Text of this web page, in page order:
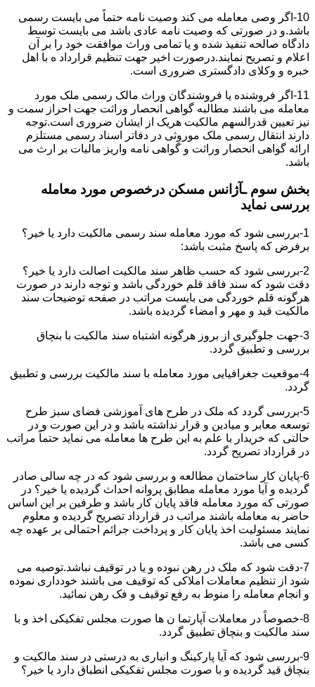
10-اگر وصی معامله می کند وصیت نامه حتماً می بایست رسمی
باشد.و در صورتی که وصیت نامه عادی باشد می بایست توسط
دادگاه صالحه تنفیذ شده و یا تمامی وراث موافقت خود را بر آن
اعلام و تصریح نمایند.درصورت اخیر جهت تنظیم قرارداد ه با اهل
خبره و وکلای دادگستری ضروری است.
11-اگر فروشنده یا فروشندگان وراث مالک رسمی ملک مورد
معامله می باشند مطالبه گواهی انحصار وراثت جهت احراز سمت و
نیز تعیین قدرالسهم مالکیت هریک از ایشان ضروری است.توجه
دارند انتقال رسمی ملک موروثی در دفاتر اسناد رسمی مستلزم
ارائه گواهی انحصار وراثت و گواهی نامه واریز مالیات بر ارث می
باشد.
بخش سوم ـآژانس مسکن درخصوص مورد معامله
بررسی نماید
1-بررسی شود که مورد معامله سند رسمی مالکیت دارد یا خیر؟
برفرض که پاسخ مثبت باشد:
2-بررسی شود که حسب ظاهر سند مالکیت اصالت دارد یا خیر؟
دقت شود که سند فاقد قلم خوردگی باشد و توجه دارند در صورت
هرگونه قلم خوردگی می بایست مراتب در صفحه توضیحات سند
مالکیت قید و مهر و امضاء گردیده باشد.
3-جهت جلوگیری از بروز هرگونه اشتباه سند مالکیت با بنچاق
بررسی و تطبیق گردد.
4-موقعیت جغرافیایی مورد معامله با سند مالکیت بررسی و تطبیق
گردد.
5-بررسی گردد که ملک در طرح های آموزشی فضای سبز طرح
توسعه معابر و میادین و قرار نداشته باشد و در این صورت و در
حالتی که خریدار با علم به این طرح ها معامله می نماید حتماً مراتب
در قرارداد تصریح گردد.
6-پایان کار ساختمان مطالعه و بررسی شود که در چه سالی صادر
گردیده و آیا مورد معامله مطابق پروانه احداث گردیده یا خیر؟ در
صورتی که مورد معامله فاقد پایان کار باشد و طرفین بر این اساس
حاضر به معامله باشند مراتب در قرارداد تصریح گردیده و معلوم
نمایند مسئولیت اخذ پایان کار و پرداخت جرائم احتمالی بر عهده چه
کسی می باشد.
7-دقت شود که ملک در رهن نبوده و یا در توقیف نباشد.توصیه می
شود از تنظیم معاملات املاکی که توقیف می باشند خودداری نموده
و انجام معامله را منوط به رفع توقیف و فک رهن نمائید.
8-خصوصاً در معاملات آپارتما ن ها صورت مجلس تفکیکی اخذ و با
سند مالکیت و بنچاق تطبیق گردد.
9-بررسی شود که آیا پارکینگ و انباری به درستی در سند مالکیت و
بنچاق قید گردیده و با صورت مجلس تفکیکی انطباق دارد یا خیر؟